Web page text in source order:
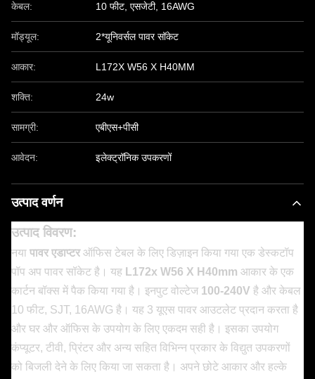
केबल: 10 फीट, एसजेटी, 16AWG
मॉड्यूल: 2*यूनिवर्सल पावर सॉकेट
आकार: L172X W56 X H40MM
शक्ति: 24w
सामग्री: एबीएस+पीसी
आवेदन: इलेक्ट्रॉनिक उपकरणों
उत्पाद वर्णन
उत्पाद विवरण:
नया पावर एडाप्टरऑफिस टेबल के लिए डिज़ाइन किया गया एक डेस्कटॉप
पॉप अप पावर सॉकेट है। यह L172x W56 X H40mm आकार के एक
कार्टन बॉक्स में पैक किया गया है। इनपुट वोल्टेज 100-240V है और केबल
10 फीट, SJT, 16AWG है। यह 3 यूएस पावर आउटलेट प्रदान करता है
और घर और ऑफिस के उपयोग के लिए एकदम सही है। इसका उपयोग
कंप्यूटर, टीवी, प्रिंटर और अन्य सहित विभिन्न प्रकार के विद्युत उपकरणों
को बिजली देने के लिए किया जा सकता है। अपने छोटे आकार और हल्के